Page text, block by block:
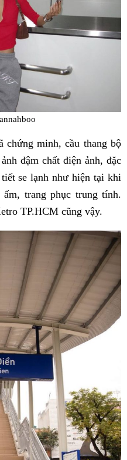
minh, cầu thang bộ
đậm chất điện ảnh, đặc
se lạnh như hiện tại khi
trang phục trung tính.
TP.HCM cũng vậy.